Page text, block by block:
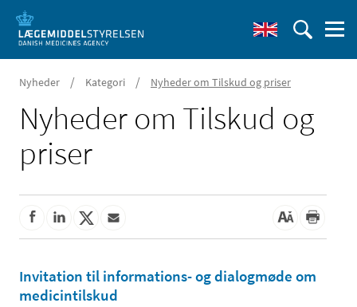
Nyheder / Kategori / Nyheder om Tilskud og priser
Nyheder om Tilskud og
priser
Invitation til informations- og dialogmøde om
medicintilskud